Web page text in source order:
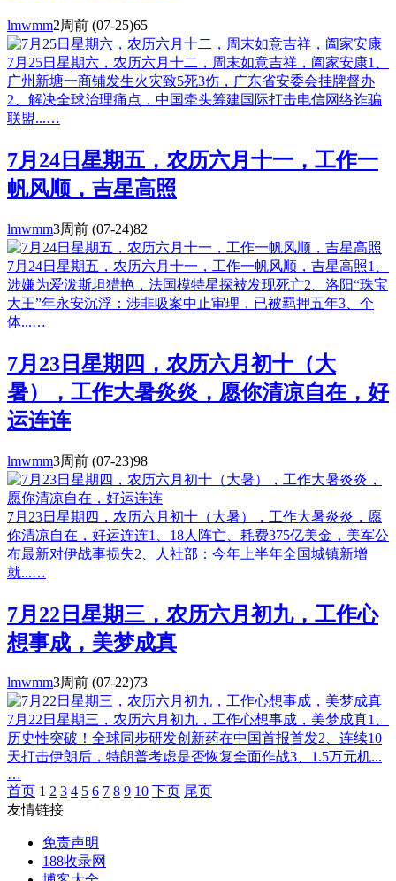
lmwmm2周前 (07-25)65
7月25日星期六，农历六月十二，周末如意吉祥，阖家安康1、
广州新塘一商铺发生火灾致5死3伤，广东省安委会挂牌督办
2、解决全球治理痛点，中国牵头筹建国际打击电信网络诈骗
联盟...…
7月24日星期五，农历六月十一，工作一
帆风顺，吉星高照
lmwmm3周前 (07-24)82
7月24日星期五，农历六月十一，工作一帆风顺，吉星高照1、
涉嫌为爱泼斯坦猎艳，法国模特星探被发现死亡2、洛阳“珠宝
大王”年永安沉浮：涉非吸案中止审理，已被羁押五年3、个
体...…
7月23日星期四，农历六月初十（大
暑），工作大暑炎炎，愿你清凉自在，好
运连连
lmwmm3周前 (07-23)98
7月23日星期四，农历六月初十（大暑），工作大暑炎炎，愿
你清凉自在，好运连连1、18人阵亡、耗费375亿美金，美军公
布最新对伊战事损失2、人社部：今年上半年全国城镇新增
就...…
7月22日星期三，农历六月初九，工作心
想事成，美梦成真
lmwmm3周前 (07-22)73
7月22日星期三，农历六月初九，工作心想事成，美梦成真1、
历史性突破！全球同步研发创新药在中国首报首发2、连续10
天打击伊朗后，特朗普考虑是否恢复全面作战3、1.5万元机...
…
首页 1 2 3 4 5 6 7 8 9 10 下页 尾页
友情链接
免责声明
188收录网